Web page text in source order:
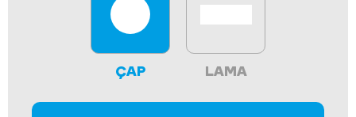
ÇAP LAMA